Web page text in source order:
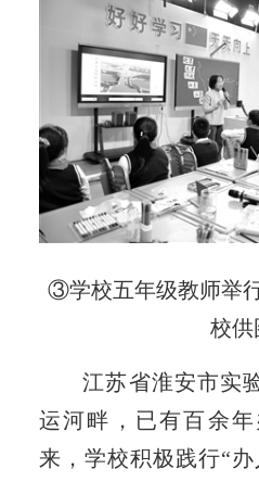
③学校五年级教师举
校供
江苏省淮安市实
运河畔，已有百余
来，学校积极践行“